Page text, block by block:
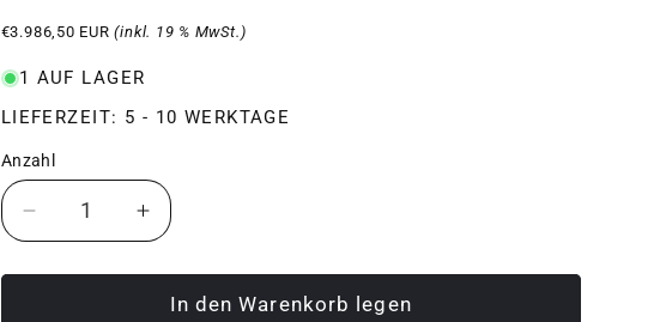
€3.986,50 EUR(inkl. 19 % MwSt.)
1 AUF LAGER
LIEFERZEIT: 5 - 10 WERKTAGE
Anzahl
Verringere
die
Menge
Erhöhe
die
Menge
In den Warenkorb legen